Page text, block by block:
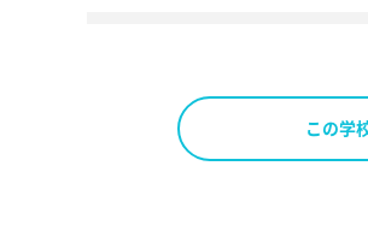
この学